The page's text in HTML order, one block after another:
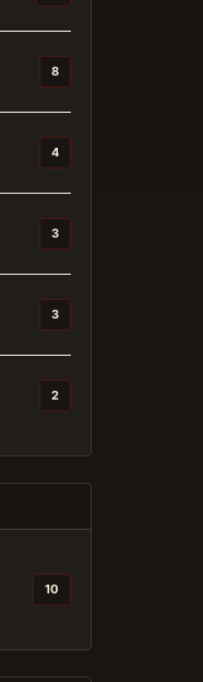
8
4
3
3
2
10